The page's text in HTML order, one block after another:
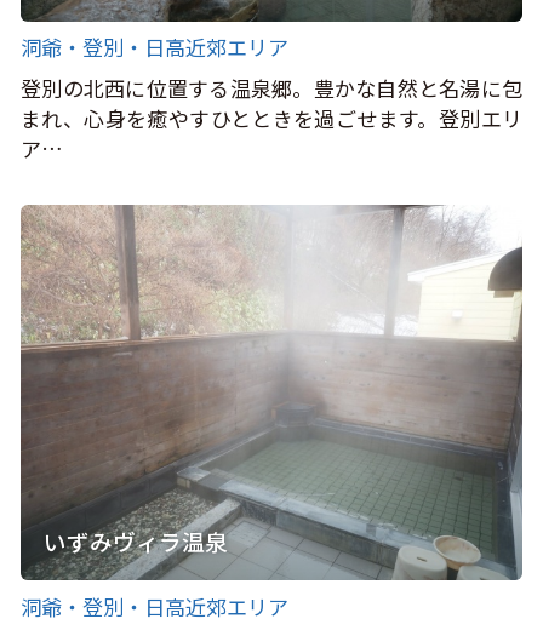
洞爺・登別・日高近郊エリア
登別の北西に位置する温泉郷。豊かな自然と名湯に包
まれ、心身を癒やすひとときを過ごせます。登別エリ
ア…
いずみヴィラ温泉
洞爺・登別・日高近郊エリア